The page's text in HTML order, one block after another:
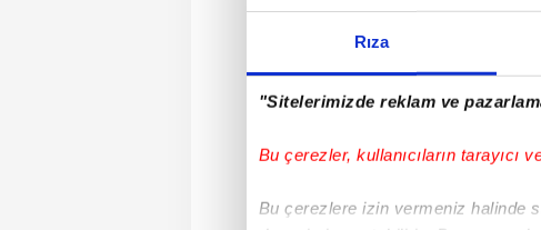
Rıza
"Sitelerimizde reklam ve
Bu çerezler, kullanıcıların tarayıcı
Bu çerezlere izin vermeniz halinde